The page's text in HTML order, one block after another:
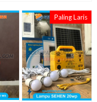
Paling Laris